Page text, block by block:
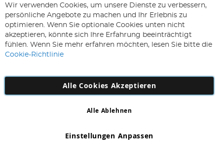
ABONNIEREN & SPAREN
Melden
Sie
unseren
Newsletter
Abonnieren
Firmennummer: 863029607
Wir verwenden Cookies, um unsere Dienste zu verbessern,
persönliche Angebote zu machen und Ihr Erlebnis zu
optimieren. Wenn Sie optionale Cookies unten nicht
akzeptieren, könnte sich Ihre Erfahrung beeinträchtigt
fühlen. Wenn Sie mehr erfahren möchten, lesen Sie bitte die
Cookie-Richtlinie
Alle Cookies Akzeptieren
Einstellungen Anpassen
Alle Ablehnen